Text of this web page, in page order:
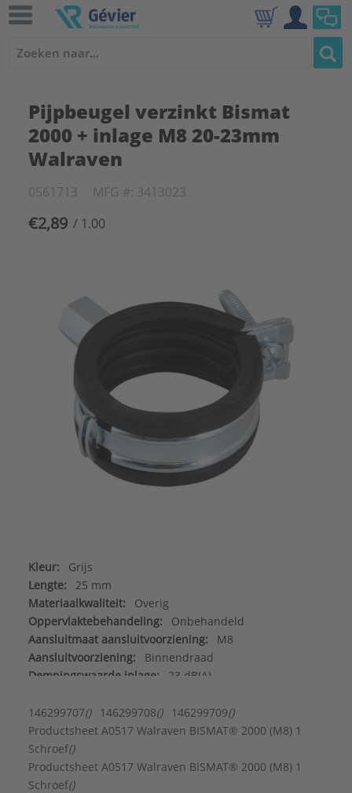
Pijpbeugel verzinkt Bismat
2000 + inlage M8 20-23mm
Walraven
0561713 MFG #: 3413023
€2,89 / 1.00
Kleur:
Grijs
Lengte:
25 mm
Materiaalkwaliteit:
Overig
Oppervlaktebehandeling:
Onbehandeld
Aansluitmaat aansluitvoorziening:
M8
Aansluitvoorziening:
Binnendraad
Dempingswaarde inlage:
23 dB(A)
FM keur: Nee
Geschikt voor aluminium buis:
Ja
Geschikt voor dunwandige buis:
Geschikt voor gietijzeren buis:
Ja
Geschikt voor koperen buis:
146299707() 146299708() 146299709()
Productsheet A0517 Walraven BISMAT® 2000 (M8) 1
Schroef()
Productsheet A0517 Walraven BISMAT® 2000 (M8) 1
Schroef()